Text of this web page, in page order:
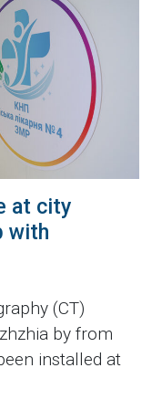
at city
with
(CT)
by from
installed at